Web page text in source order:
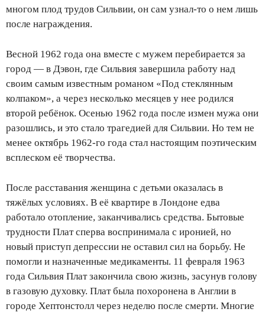
многом плод трудов Сильвии, он сам узнал-то о нем лишь
после награждения.
Весной 1962 года она вместе с мужем перебирается за
город — в Дэвон, где Сильвия завершила работу над
своим самым известным романом «Под стеклянным
колпаком», а через несколько месяцев у нее родился
второй ребёнок. Осенью 1962 года после измен мужа они
разошлись, и это стало трагедией для Сильвии. Но тем не
менее октябрь 1962-го года стал настоящим поэтическим
всплеском её творчества.
После расставания женщина с детьми оказалась в
тяжёлых условиях. В её квартире в Лондоне едва
работало отопление, заканчивались средства. Бытовые
трудности Плат сперва воспринимала с иронией, но
новый приступ депрессии не оставил сил на борьбу. Не
помогли и назначенные медикаменты. 11 февраля 1963
года Сильвия Плат закончила свою жизнь, засунув голову
в газовую духовку. Плат была похоронена в Англии в
городе Хептонстолл через неделю после смерти. Многие